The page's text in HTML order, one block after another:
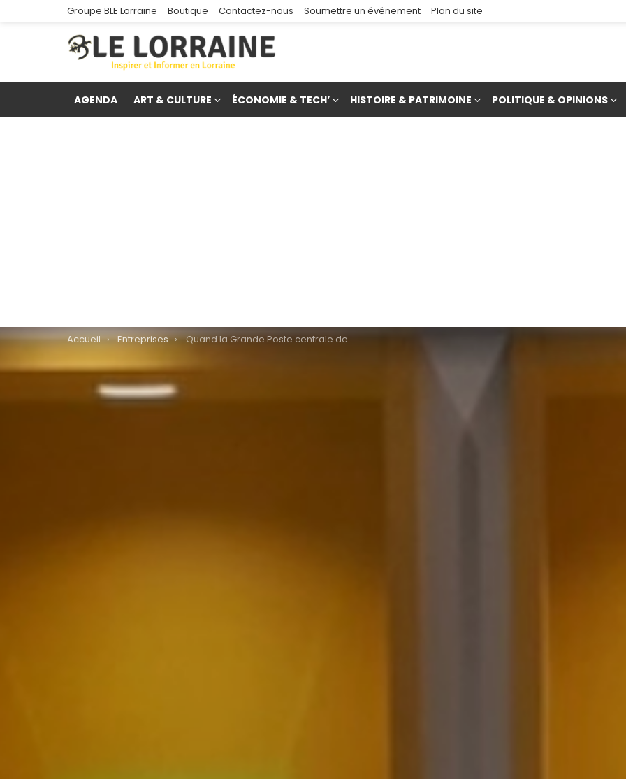
Groupe BLE Lorraine Boutique Contactez-nous Soumettre un événement Plan du site
AGENDA ART & CULTURE ÉCONOMIE & TECH’ HISTOIRE & PATRIMOINE POLITIQUE & OPINIONS
You are here:
Accueil Entreprises Quand la Grande Poste centrale de Metz déménage au Centre des Congrès